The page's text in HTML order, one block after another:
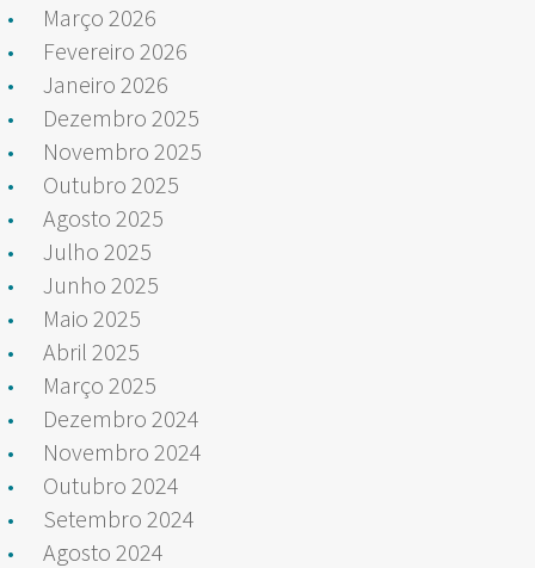
Março 2026
Fevereiro 2026
Janeiro 2026
Dezembro 2025
Novembro 2025
Outubro 2025
Agosto 2025
Julho 2025
Junho 2025
Maio 2025
Abril 2025
Março 2025
Dezembro 2024
Novembro 2024
Outubro 2024
Setembro 2024
Agosto 2024